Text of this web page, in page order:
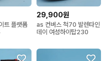
트 플랫폼
29,900원
as 컨버스 척70 발렌타인
데이 여성하이탑230